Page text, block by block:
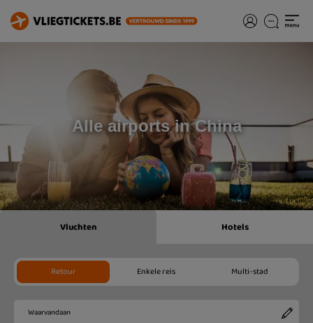
Alle airports in China